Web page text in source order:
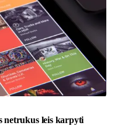
leis karpyti